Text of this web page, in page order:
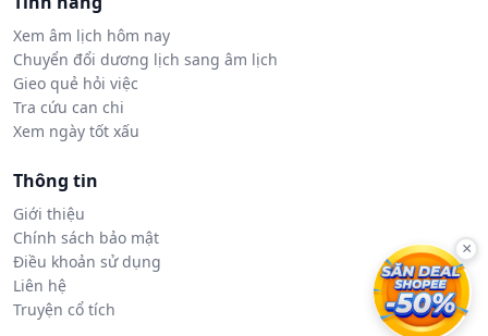
Xem âm lịch hôm nay
Chuyển đổi dương lịch sang âm lịch
Gieo quẻ hỏi việc
Tra cứu can chi
Xem ngày tốt xấu
Thông tin
Giới thiệu
Chính sách bảo mật
Điều khoản sử dụng
Liên hệ
Truyện cổ tích
×